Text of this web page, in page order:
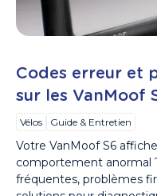
Codes erreur et
sur les VanMoof
Vélos Guide & Entretien
Votre VanMoof S6
comportement anormal
fréquentes, problèmes